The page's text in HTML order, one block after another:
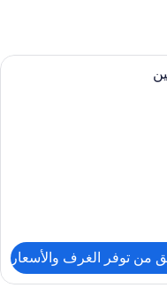
للفراش لا تسبب الحساسية
من توفر الغرف والأسعار